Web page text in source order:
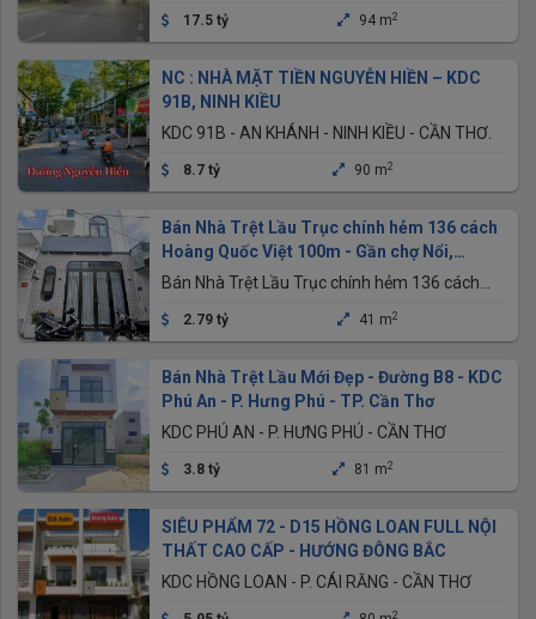
17.5 tỷ 94 m2
NC : NHÀ MẶT TIỀN NGUYỄN HIỀN – KDC
91B, NINH KIỀU
KDC 91B - AN KHÁNH - NINH KIỀU - CẦN THƠ.
8.7 tỷ 90 m2
Bán Nhà Trệt Lầu Trục chính hẻm 136 cách
Hoàng Quốc Việt 100m - Gần chợ Nổi,
trường học các cấp
Bán Nhà Trệt Lầu Trục chính hẻm 136 cách
học các Cấp, P.An Bình, TP.Cần Thơ
2.79 tỷ 41 m2
Bán Nhà Trệt Lầu Mới Đẹp - Đường B8 - KDC
Phú An - P. Hưng Phú - TP. Cần Thơ
KDC PHÚ AN - P. HƯNG PHÚ - CẦN THƠ
3.8 tỷ 81 m2
SIÊU PHẨM 72 - D15 HỒNG LOAN FULL NỘI
THẤT CAO CẤP - HƯỚNG ĐÔNG BẮC
KDC HỒNG LOAN - P. CÁI RĂNG - CẦN THƠ
2